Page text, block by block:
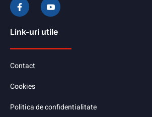
Link-uri utile
Contact
Cookies
Politica de confidentialitate